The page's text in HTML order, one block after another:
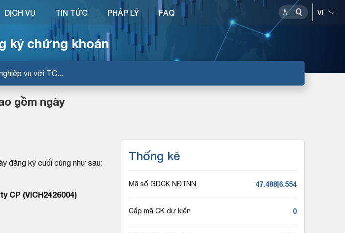
ký chứng khoán
vụ với TC...
DỊCH VỤ TIN TỨC PHÁP LÝ FAQ
gồm ngày
đăng ký cuối cùng như sau:
CP (VICH2426004)
Thống kê
Mã số GDCK NĐTNN 47.488|6.554
Cấp mã CK dự kiến 0